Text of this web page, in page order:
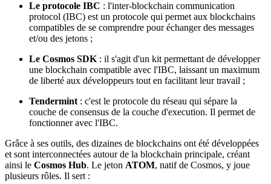
Le protocole IBC : l'inter-blockchain communication
protocol (IBC) est un protocole qui permet aux blockchains
compatibles de se comprendre pour échanger des messages
et/ou des jetons ;
Le Cosmos SDK : il s'agit d'un kit permettant de développer
une blockchain compatible avec l'IBC, laissant un maximum
de liberté aux développeurs tout en facilitant leur travail ;
Tendermint : c'est le protocole du réseau qui sépare la
couche de consensus de la couche d'execution. Il permet de
fonctionner avec l'IBC.
Grâce à ses outils, des dizaines de blockchains ont été développées
et sont interconnectées autour de la blockchain principale, créant
ainsi le Cosmos Hub. Le jeton ATOM, natif de Cosmos, y joue
plusieurs rôles. Il sert :